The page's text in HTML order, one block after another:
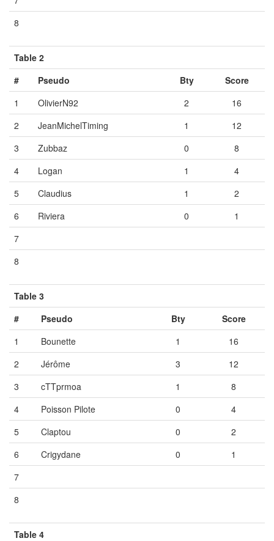
8
Table 2
#
Pseudo Bty
Score
1
OlivierN92 2
16
2
JeanMichelTiming 1
12
3
Zubbaz 0
8
4
Logan 1
4
5
Claudius 1
2
6
Riviera 0
1
7
8
Table 3
#
Pseudo Bty
Score
1
Bounette 1
16
2
Jérôme 3
12
3
cTTprmoa 1
8
4
Poisson Pilote 0
4
5
Claptou 0
2
6
Crigydane 0
1
7
8
Table 4